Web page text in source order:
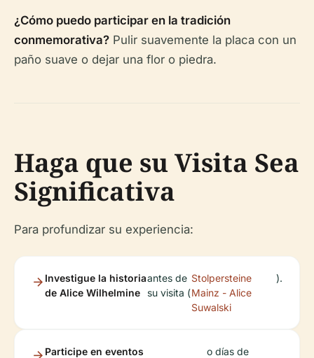
¿Cómo puedo participar en la tradición
conmemorativa? Pulir suavemente la placa con un
paño suave o dejar una flor o piedra.
Haga que su Visita Sea
Significativa
Para profundizar su experiencia:
Investigue la historia
de Alice Wilhelmine
antes de
su visita (
Stolpersteine
Mainz - Alice
Suwalski
).
Participe en eventos
o días de